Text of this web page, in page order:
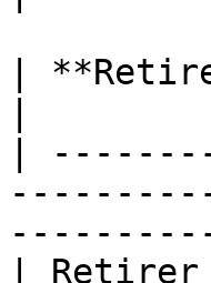
|
|
|